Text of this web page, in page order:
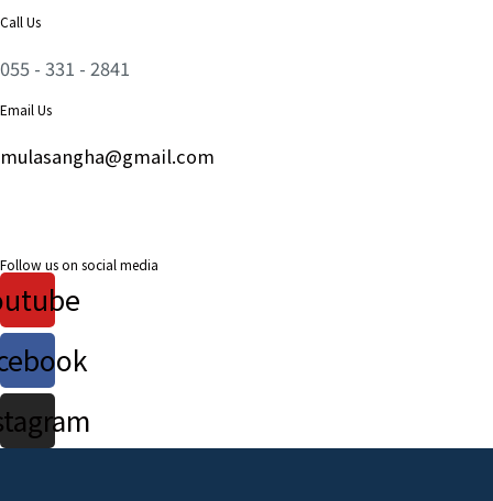
Call Us
055 - 331 - 2841
Email Us
mulasangha@gmail.com
Follow us on social media